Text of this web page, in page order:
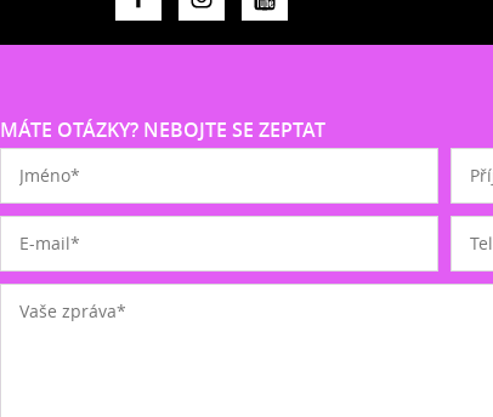
MÁTE OTÁZKY? NEBOJTE SE ZEPTAT